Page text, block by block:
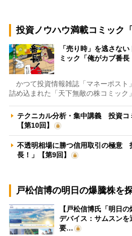
投資ノウハウ満載コミック
「売り時」を逃さな
ミック「俺がカブ番長
かつて投資情報雑誌「マネーポスト
詰め込まれた「天下無敵の株コミック
テクニカル分析・集中講義 投資コ
【第10回】
不透明相場に勝つ信用取引の極意
長！」【第9回】
戸松信博の明日の爆騰株を
【戸松信博氏「明日
デバイス：サムスン
要…